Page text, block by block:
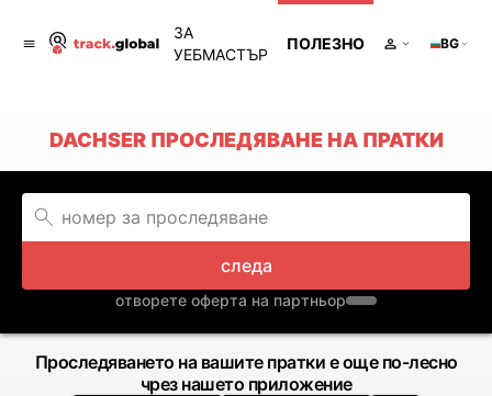
ЗА
УЕБМАСТЪР
ПОЛЕЗНО BG
DACHSER ПРОСЛЕДЯВАНЕ НА ПРАТКИ
следа
отворете оферта на партньор
Проследяването на вашите пратки е още по-лесно
чрез нашето приложение